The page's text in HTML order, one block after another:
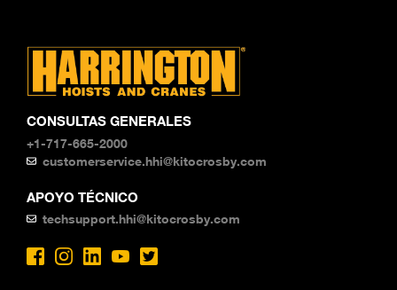
CONSULTAS GENERALES
+1-717-665-2000
customerservice.hhi@kitocrosby.com
APOYO TÉCNICO
techsupport.hhi@kitocrosby.com